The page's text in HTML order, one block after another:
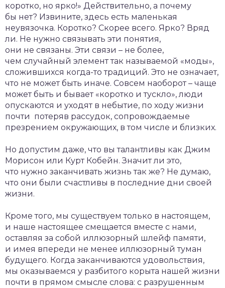
коротко, но ярко!» Действительно, а почему
бы нет? Извините, здесь есть маленькая
неувязочка. Коротко? Скорее всего. Ярко? Вряд
ли. Не нужно связывать эти понятия,
они не связаны. Эти связи – не более,
чем случайный элемент так называемой «моды»,
сложившихся когда-то традиций. Это не означает,
что не может быть иначе. Совсем наоборот – чаще
может быть и бывает «коротко и тускло», люди
опускаются и уходят в небытие, по ходу жизни
почти потеряв рассудок, сопровождаемые
презрением окружающих, в том числе и близких.
Но допустим даже, что вы талантливы как Джим
Морисон или Курт Кобейн. Значит ли это,
что нужно заканчивать жизнь так же? Не думаю,
что они были счастливы в последние дни своей
жизни.
Кроме того, мы существуем только в настоящем,
и наше настоящее смещается вместе с нами,
оставляя за собой иллюзорный шлейф памяти,
и имея впереди не менее иллюзорный туман
будущего. Когда заканчиваются удовольствия,
мы оказываемся у разбитого корыта нашей жизни
почти в прямом смысле слова: с разрушенным